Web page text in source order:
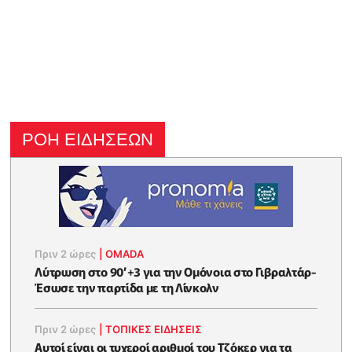
ΡΟΗ ΕΙΔΗΣΕΩΝ
Πριν 2 ώρες |OMADA
Λύτρωση στο 90’+3 για την Ομόνοια στο Γιβραλτάρ-
Έσωσε την παρτίδα με τη Λίνκολν
Πριν 2 ώρες |ΤΟΠΙΚΕΣ ΕΙΔΗΣΕΙΣ
Αυτοί είναι οι τυχεροί αριθμοί του Τζόκερ για τα